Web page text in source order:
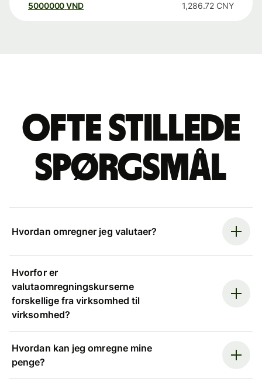
5000000VND 1,286.72 CNY
Ofte stillede
spørgsmål
Hvordan omregner jeg valutaer?
Hvorfor er
valutaomregningskurserne
forskellige fra virksomhed til
virksomhed?
Hvordan kan jeg omregne mine
penge?